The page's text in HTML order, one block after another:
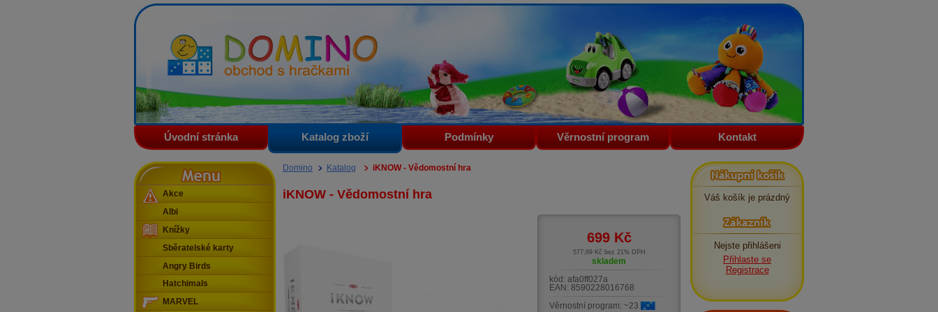
Domino - obchod s hračkami
Úvodní stránka Katalog zboží Podmínky Věrnostní program Kontakt
Domino Katalog iKNOW - Vědomostní hra
iKNOW - Vědomostní hra
699 Kč
577,69 Kč bez 21% DPH
skladem
kód: afa0ff027a
EAN: 8590228016768
Věrnostní program: ~23
Menu
Akce
Albi
Knížky
Sběratelské karty
Angry Birds
Hatchimals
MARVEL
Nákupní košík
Váš košík je prázdný
Zákazník
Nejste přihlášeni
Přihlaste se
Registrace